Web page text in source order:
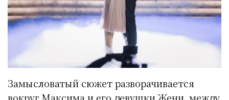
Замысловатый сюжет разворачивается